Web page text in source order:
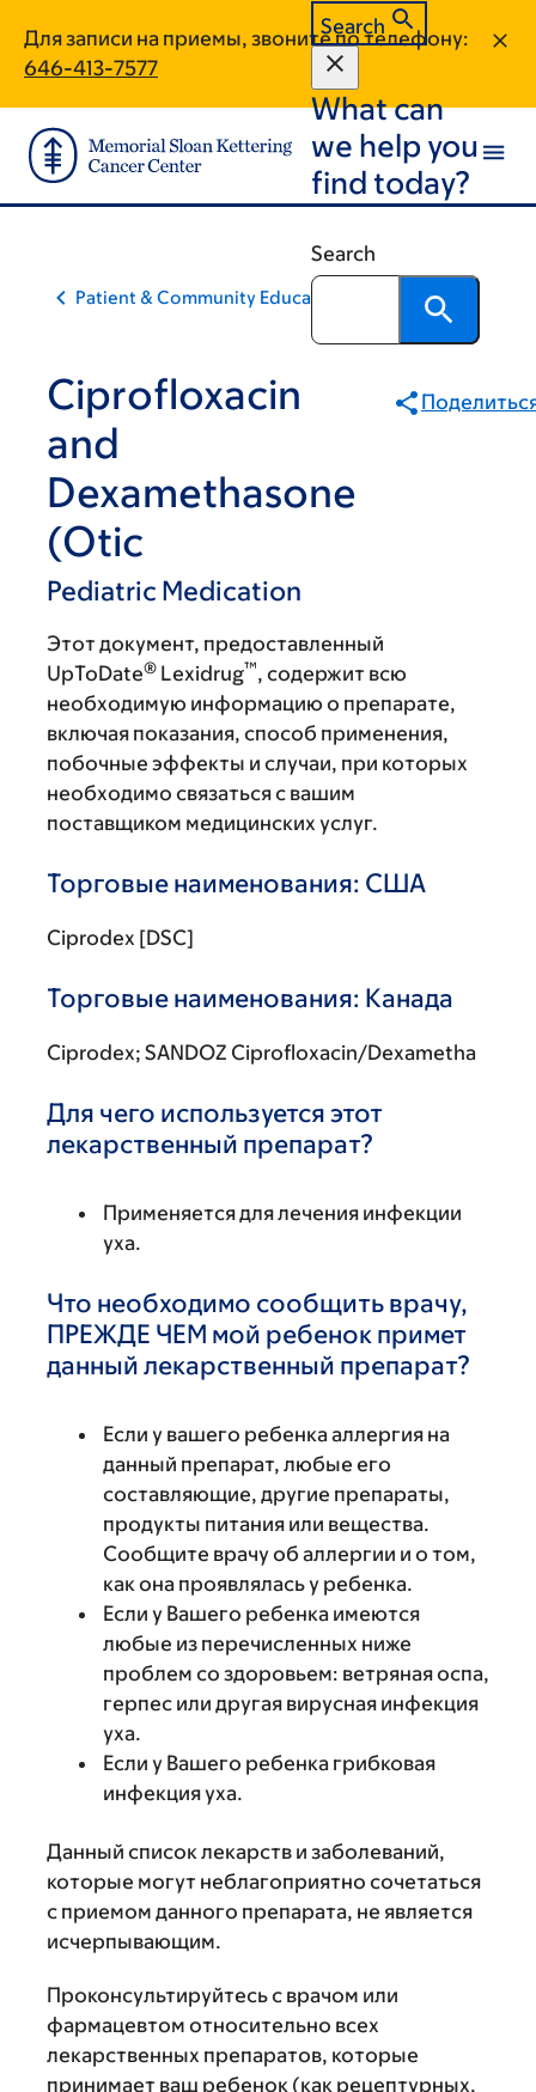
main
content
footer
Для записи на приемы, звоните по телефону:
646-413-7577
Search
What can
we help you
find today?
Search
Patient & Community Education
Ciprofloxacin
and
Dexamethasone
(Otic
Pediatric Medication
Этот документ, предоставленный
UpToDate® Lexidrug™, содержит всю
необходимую информацию о препарате,
включая показания, способ применения,
побочные эффекты и случаи, при которых
необходимо связаться с вашим
поставщиком медицинских услуг.
Торговые наименования: США
Ciprodex [DSC]
Торговые наименования: Канада
Ciprodex; SANDOZ Ciprofloxacin/Dexametha
Для чего используется этот
лекарственный препарат?
Применяется для лечения инфекции
уха.
Что необходимо сообщить врачу,
ПРЕЖДЕ ЧЕМ мой ребенок примет
данный лекарственный препарат?
Если у вашего ребенка аллергия на
данный препарат, любые его
составляющие, другие препараты,
продукты питания или вещества.
Сообщите врачу об аллергии и о том,
как она проявлялась у ребенка.
Если у Вашего ребенка имеются
любые из перечисленных ниже
проблем со здоровьем: ветряная оспа,
герпес или другая вирусная инфекция
уха.
Если у Вашего ребенка грибковая
инфекция уха.
Данный список лекарств и заболеваний,
которые могут неблагоприятно сочетаться
с приемом данного препарата, не является
исчерпывающим.
Проконсультируйтесь с врачом или
фармацевтом относительно всех
лекарственных препаратов, которые
принимает ваш ребенок (как рецептурных,